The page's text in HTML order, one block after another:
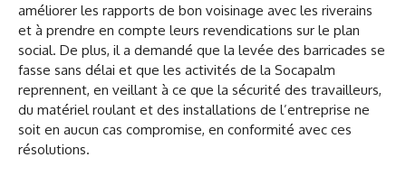
améliorer les rapports de bon voisinage avec les riverains
et à prendre en compte leurs revendications sur le plan
social. De plus, il a demandé que la levée des barricades se
fasse sans délai et que les activités de la Socapalm
reprennent, en veillant à ce que la sécurité des travailleurs,
du matériel roulant et des installations de l’entreprise ne
soit en aucun cas compromise, en conformité avec ces
résolutions.